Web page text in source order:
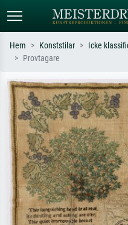
Sök efter konstnär, titel eller stil –
t.ex. Monet, Stjärnenatt,
impressionism, Hokusai-våg, naken.
Hem Konststilar Icke
Provtagare